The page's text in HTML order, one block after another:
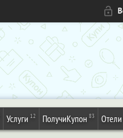
Услуги 12 ПолучиКупон 83 Отели